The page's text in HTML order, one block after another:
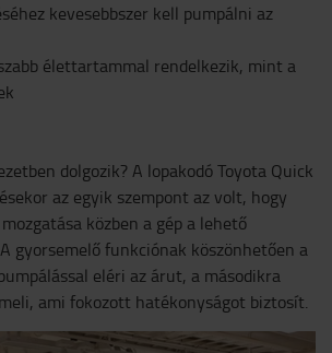
kevesebbszer kell pumpálni az
élettartammal rendelkezik, mint a
dolgozik? A lopakodó Toyota Quick
az egyik szempont az volt, hogy
közben a gép a lehető
gyorsemelő funkciónak köszönhetően a
eléri az árut, a másodikra
ami fokozott hatékonyságot biztosít.